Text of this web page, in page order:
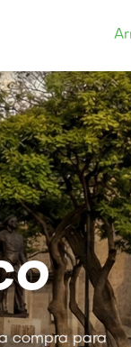
compra para